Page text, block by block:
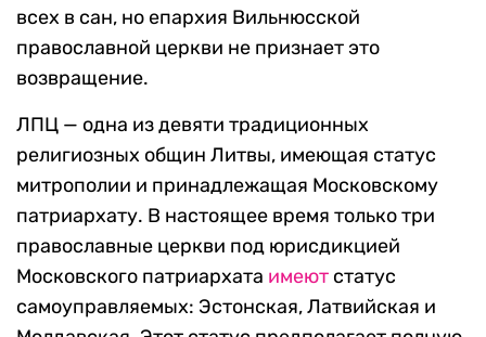
всех в сан, но епархия Вильнюсской
православной церкви не признает это
возвращение.
ЛПЦ — одна из девяти традиционных
религиозных общин Литвы, имеющая статус
митрополии и принадлежащая Московскому
патриархату. В настоящее время только три
православные церкви под юрисдикцией
Московского патриархата имеют статус
самоуправляемых: Эстонская, Латвийская и